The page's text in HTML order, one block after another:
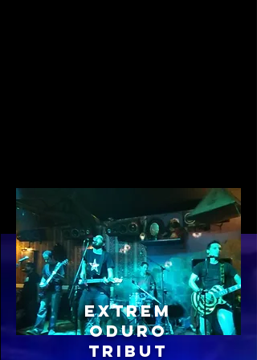
Extrem
oduro
Tribut